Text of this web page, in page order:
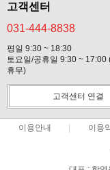
고객센터
031-444-8838
평일 9:30 ~ 18:30
토요일/공휴일 9:30 ~ 17:00
휴무)
고객센터 연결
이용안내 이용